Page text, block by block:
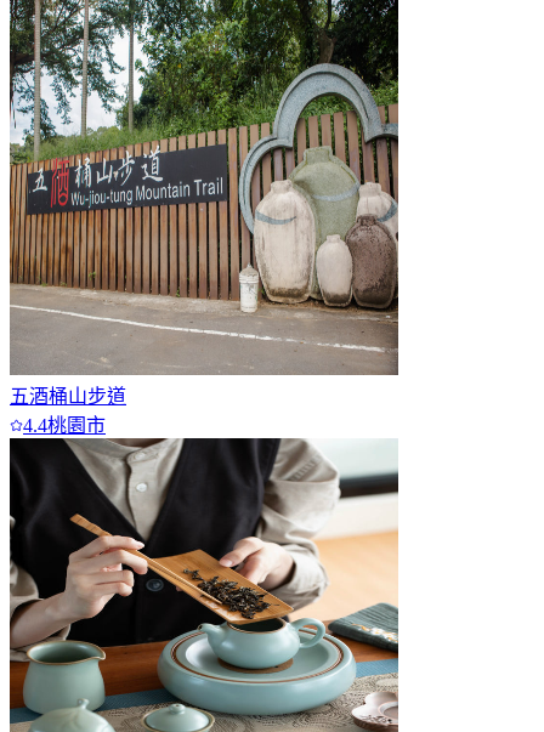
五酒桶山步道
4.4桃園市